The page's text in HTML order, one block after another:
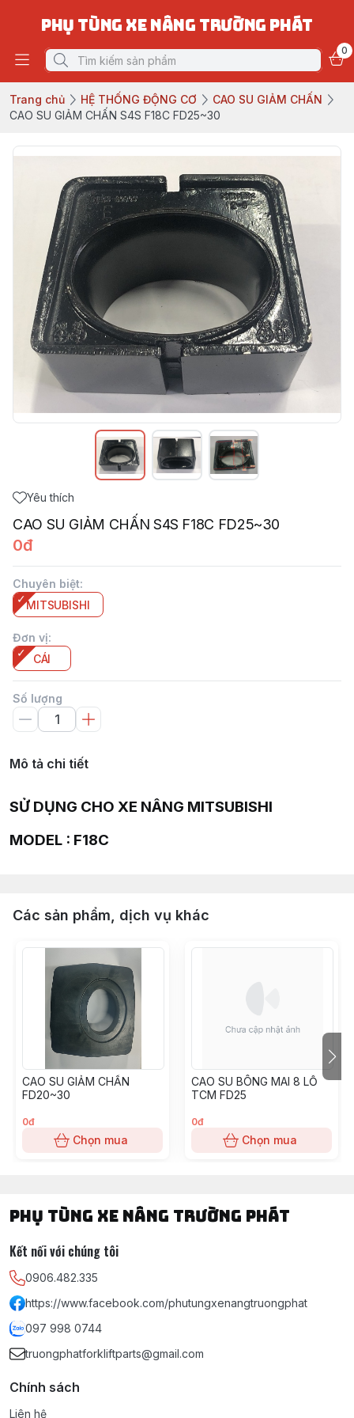
PHỤ TÙNG XE NÂNG TRƯỜNG PHÁT
0
Trang chủ HỆ THỐNG ĐỘNG CƠ
CAO SU GIẢM CHẤN
CAO SU GIẢM CHẤN S4S F18C FD25~30
Yêu thích
CAO SU GIẢM CHẤN S4S F18C FD25~30
0đ
Chuyên biệt:
MITSUBISHI
Đơn vị:
CÁI
Số lượng
Mô tả chi tiết
SỬ DỤNG CHO XE NÂNG MITSUBISHI
MODEL : F18C
Các sản phẩm, dịch vụ khác
CAO SU GIẢM CHẤN
FD20~30
0đ
Chọn mua
CAO SU BÔNG MAI 8 LỖ
TCM FD25
0đ
Chọn mua
PHỤ TÙNG XE NÂNG TRƯỜNG PHÁT
Kết nối với chúng tôi
0906.482.335
https://www.facebook.com/phutungxenangtruongphat
097 998 0744
truongphatforkliftparts@gmail.com
Chính sách
Liên hệ